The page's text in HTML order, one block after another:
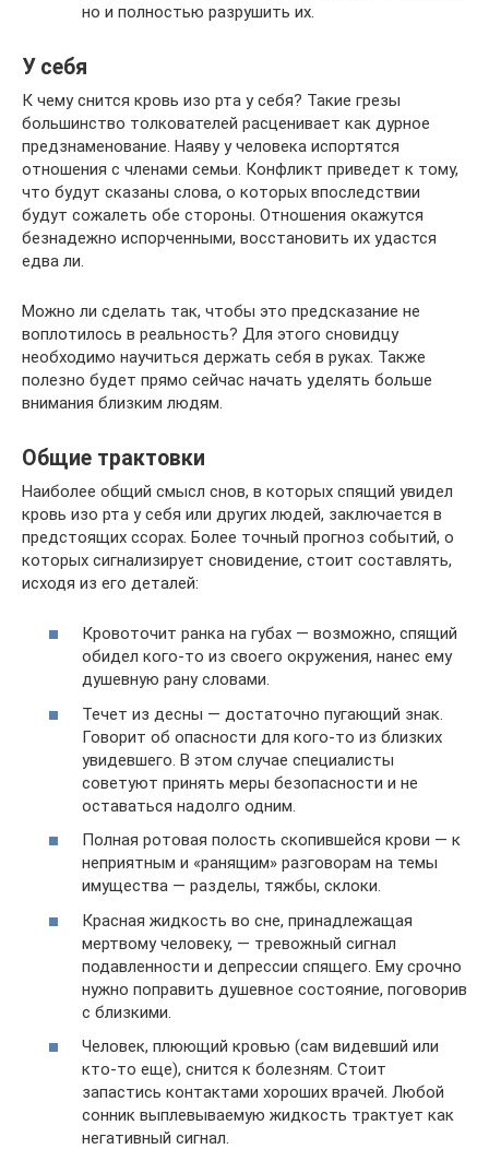
но и полностью разрушить их.
У себя
К чему снится кровь изо рта у себя? Такие грезы
большинство толкователей расценивает как дурное
предзнаменование. Наяву у человека испортятся
отношения с членами семьи. Конфликт приведет к тому,
что будут сказаны слова, о которых впоследствии
будут сожалеть обе стороны. Отношения окажутся
безнадежно испорченными, восстановить их удастся
едва ли.
Можно ли сделать так, чтобы это предсказание не
воплотилось в реальность? Для этого сновидцу
необходимо научиться держать себя в руках. Также
полезно будет прямо сейчас начать уделять больше
внимания близким людям.
Общие трактовки
Наиболее общий смысл снов, в которых спящий увидел
кровь изо рта у себя или других людей, заключается в
предстоящих ссорах. Более точный прогноз событий, о
которых сигнализирует сновидение, стоит составлять,
исходя из его деталей:
Кровоточит ранка на губах — возможно, спящий
обидел кого-то из своего окружения, нанес ему
душевную рану словами.
Течет из десны — достаточно пугающий знак.
Говорит об опасности для кого-то из близких
увидевшего. В этом случае специалисты
советуют принять меры безопасности и не
оставаться надолго одним.
Полная ротовая полость скопившейся крови — к
неприятным и «ранящим» разговорам на темы
имущества — разделы, тяжбы, склоки.
Красная жидкость во сне, принадлежащая
мертвому человеку, — тревожный сигнал
подавленности и депрессии спящего. Ему срочно
нужно поправить душевное состояние, поговорив
с близкими.
Человек, плюющий кровью (сам видевший или
кто-то еще), снится к болезням. Стоит
запастись контактами хороших врачей. Любой
сонник выплевываемую жидкость трактует как
негативный сигнал.